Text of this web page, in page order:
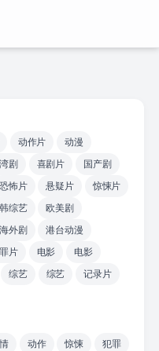
动作片
动漫
剧 喜剧片
国产剧
恐怖片 悬疑片
惊悚片
综艺
欧美剧
海外剧
港台动漫
片 电影
电影
综艺 综艺
记录片
动作 惊悚
犯罪